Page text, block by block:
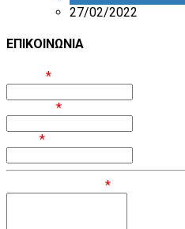
27/02/2022
ΕΠΙΚΟΙΝΩΝΙΑ
*
*
*
*